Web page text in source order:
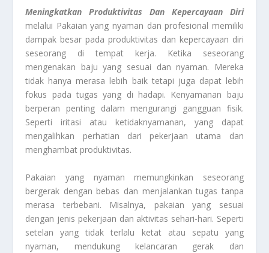
Meningkatkan Produktivitas Dan Kepercayaan Diri
melalui Pakaian yang nyaman dan profesional memiliki
dampak besar pada produktivitas dan kepercayaan diri
seseorang di tempat kerja. Ketika seseorang
mengenakan baju yang sesuai dan nyaman. Mereka
tidak hanya merasa lebih baik tetapi juga dapat lebih
fokus pada tugas yang di hadapi. Kenyamanan baju
berperan penting dalam mengurangi gangguan fisik.
Seperti iritasi atau ketidaknyamanan, yang dapat
mengalihkan perhatian dari pekerjaan utama dan
menghambat produktivitas.
Pakaian yang nyaman memungkinkan seseorang
bergerak dengan bebas dan menjalankan tugas tanpa
merasa terbebani. Misalnya, pakaian yang sesuai
dengan jenis pekerjaan dan aktivitas sehari-hari. Seperti
setelan yang tidak terlalu ketat atau sepatu yang
nyaman, mendukung kelancaran gerak dan